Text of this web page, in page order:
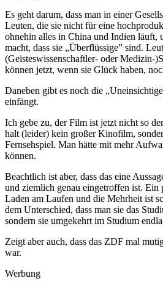
Es geht darum, dass man in einer
Leuten, die sie nicht für eine
ohnehin alles in China und Indien läuft,
macht, dass sie „Überflüssige” sind.
(Geisteswissenschaftler- oder Medizin-
können jetzt, wenn sie Glück haben,
Daneben gibt es noch die
einfängt.
Ich gebe zu, der Film ist jetzt nicht so
halt (leider) kein großer Kinofilm,
Fernsehspiel. Man hätte mit mehr
können.
Beachtlich ist aber, dass das eine
und ziemlich genau eingetroffen ist. Ein
Laden am Laufen und die Mehrheit ist
dem Unterschied, dass man sie das
sondern sie umgekehrt im Studium
Zeigt aber auch, dass das ZDF mal
war.
Werbung